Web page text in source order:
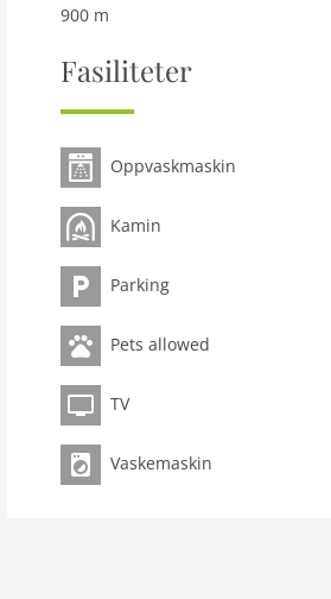
Oppvaskmaskin
Interiør
Ekstra seng
Barneseng
Peis
TV
Vaskemaskin
eksteriør
Hage
Balkong
Grill
Parkeringsplass
900 m
Fasiliteter
Oppvaskmaskin
Kamin
Parking
Pets allowed
TV
Vaskemaskin